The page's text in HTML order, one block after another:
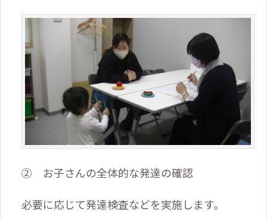
② お子さんの全体的な発達の確認
必要に応じて発達検査などを実施します。